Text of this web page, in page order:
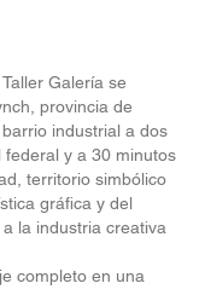
Galería se
provincia de
industrial a dos
y a 30 minutos
territorio simbólico
gráfica y del
la industria creativa
completo en una